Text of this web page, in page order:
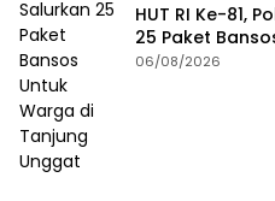
HUT RI Ke-81,
25 Paket
Unggat
06/08/2026